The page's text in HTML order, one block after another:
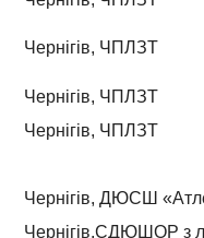
Чернігів, ЧПЛЗТ
Чернігів, ЧПЛЗТ
Чернігів, ЧПЛЗТ
Чернігів, ДЮСШ
Чернігів,СДЮШОР з